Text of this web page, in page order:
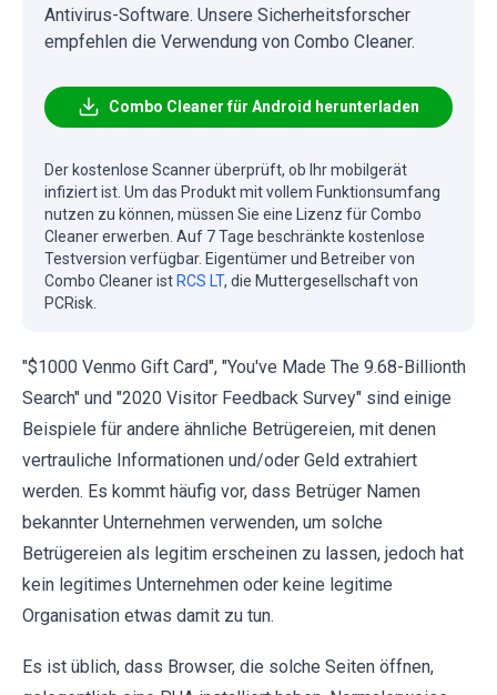
Antivirus-Software. Unsere Sicherheitsforscher
empfehlen die Verwendung von Combo Cleaner.
Combo Cleaner für Android herunterladen
Der kostenlose Scanner überprüft, ob Ihr mobilgerät
infiziert ist. Um das Produkt mit vollem Funktionsumfang
nutzen zu können, müssen Sie eine Lizenz für Combo
Cleaner erwerben. Auf 7 Tage beschränkte kostenlose
Testversion verfügbar. Eigentümer und Betreiber von
Combo Cleaner ist RCS LT, die Muttergesellschaft von
PCRisk.
"$1000 Venmo Gift Card", "You've Made The 9.68-Billionth
Search" und "2020 Visitor Feedback Survey" sind einige
Beispiele für andere ähnliche Betrügereien, mit denen
vertrauliche Informationen und/oder Geld extrahiert
werden. Es kommt häufig vor, dass Betrüger Namen
bekannter Unternehmen verwenden, um solche
Betrügereien als legitim erscheinen zu lassen, jedoch hat
kein legitimes Unternehmen oder keine legitime
Organisation etwas damit zu tun.
Es ist üblich, dass Browser, die solche Seiten öffnen,